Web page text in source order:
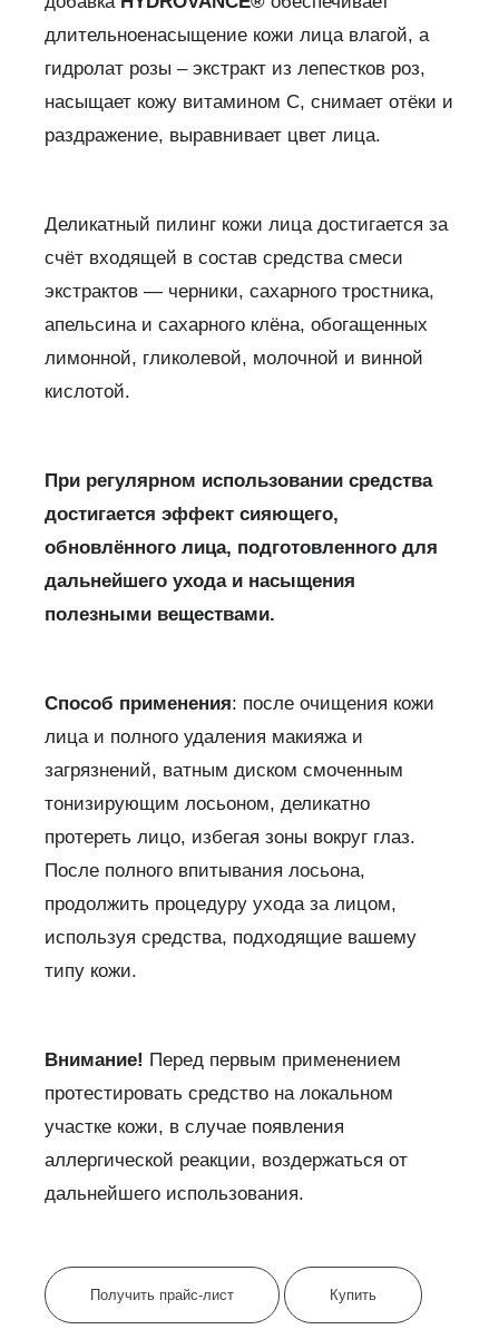
длительноенасыщение кожи лица влагой, а
гидролат розы – экстракт из лепестков роз,
насыщает кожу витамином С, снимает отёки и
раздражение, выравнивает цвет лица.
Деликатный пилинг кожи лица достигается за
счёт входящей в состав средства смеси
экстрактов — черники, сахарного тростника,
апельсина и сахарного клёна, обогащенных
лимонной, гликолевой, молочной и винной
кислотой.
При регулярном использовании средства
достигается эффект сияющего,
обновлённого лица, подготовленного для
дальнейшего ухода и насыщения
полезными веществами.
Способ применения: после очищения кожи
лица и полного удаления макияжа и
загрязнений, ватным диском смоченным
тонизирующим лосьоном, деликатно
протереть лицо, избегая зоны вокруг глаз.
После полного впитывания лосьона,
продолжить процедуру ухода за лицом,
используя средства, подходящие вашему
типу кожи.
Внимание! Перед первым применением
протестировать средство на локальном
участке кожи, в случае появления
аллергической реакции, воздержаться от
дальнейшего использования.
Получить прайс-лист Купить